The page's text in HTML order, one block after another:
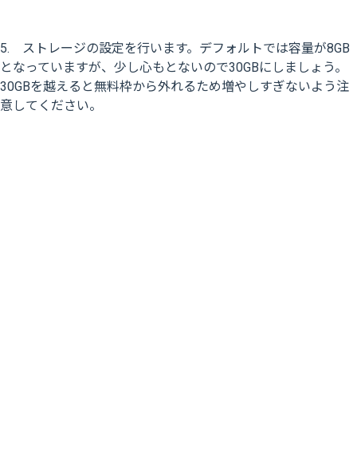
5. ストレージの設定を行います。デフォルトでは容量が8GB
となっていますが、少し心もとないので30GBにしましょう。
30GBを越えると無料枠から外れるため増やしすぎないよう注
意してください。